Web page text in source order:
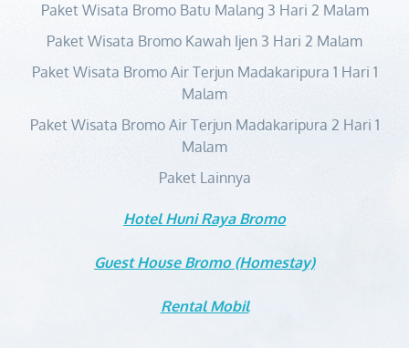
Paket Wisata Bromo Batu Malang 3 Hari 2 Malam
Paket Wisata Bromo Kawah Ijen 3 Hari 2 Malam
Paket Wisata Bromo Air Terjun Madakaripura 1 Hari 1
Malam
Paket Wisata Bromo Air Terjun Madakaripura 2 Hari 1
Malam
Paket Lainnya
Hotel Huni Raya Bromo
Guest House Bromo (Homestay)
Rental Mobil